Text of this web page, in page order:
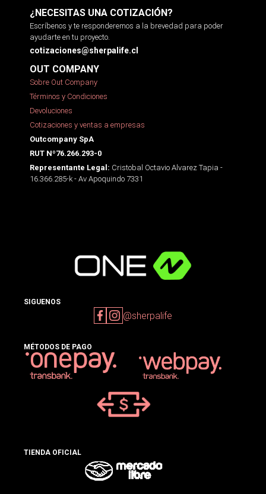
¿NECESITAS UNA COTIZACIÓN?
Escríbenos y te responderemos a la brevedad para poder
ayudarte en tu proyecto.
cotizaciones@sherpalife.cl
OUT COMPANY
Sobre Out Company
Términos y Condiciones
Devoluciones
Cotizaciones y ventas a empresas
Outcompany SpA
RUT Nº76.266.293-0
Representante Legal: Cristobal Octavio Alvarez Tapia -
16.366.285-k - Av Apoquindo 7331
SIGUENOS
@sherpalife
MÉTODOS DE PAGO
TIENDA OFICIAL